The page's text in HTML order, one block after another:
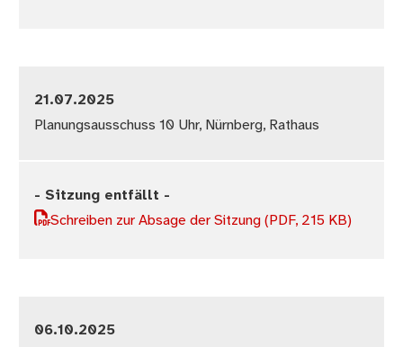
21.07.2025
Planungsausschuss 10 Uhr, Nürnberg, Rathaus
- Sitzung entfällt -
Schreiben zur Absage der Sitzung(PDF, 215 KB)
06.10.2025